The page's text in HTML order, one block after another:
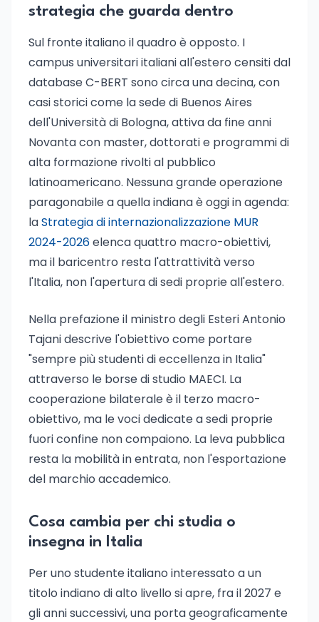
strategia che guarda dentro
Sul fronte italiano il quadro è opposto. I
campus universitari italiani all'estero censiti dal
database C-BERT sono circa una decina, con
casi storici come la sede di Buenos Aires
dell'Università di Bologna, attiva da fine anni
Novanta con master, dottorati e programmi di
alta formazione rivolti al pubblico
latinoamericano. Nessuna grande operazione
paragonabile a quella indiana è oggi in agenda:
laStrategia di internazionalizzazione MUR
2024-2026elenca quattro macro-obiettivi,
ma il baricentro resta l'attrattività verso
l'Italia, non l'apertura di sedi proprie all'estero.
Nella prefazione il ministro degli Esteri Antonio
Tajani descrive l'obiettivo come portare
"sempre più studenti di eccellenza in Italia"
attraverso le borse di studio MAECI. La
cooperazione bilaterale è il terzo macro-
obiettivo, ma le voci dedicate a sedi proprie
fuori confine non compaiono. La leva pubblica
resta la mobilità in entrata, non l'esportazione
del marchio accademico.
Cosa cambia per chi studia o
insegna in Italia
Per uno studente italiano interessato a un
titolo indiano di alto livello si apre, fra il 2027 e
gli anni successivi, una porta geograficamente